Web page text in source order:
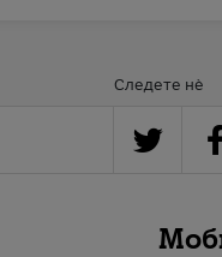
Следете нè